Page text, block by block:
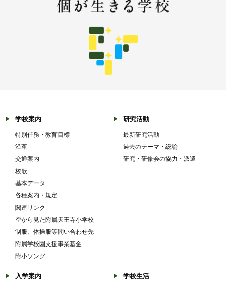
学校案内
特別任務・教育目標
沿革
交通案内
校歌
基本データ
各種案内・規定
関連リンク
空から見た附属天王寺小学校
制服、体操服等問い合わせ先
附属学校園支援事業基金
附小ソング
研究活動
最新研究活動
過去のテーマ・総論
研究・研修会の協力・派遣
入学案内 学校生活